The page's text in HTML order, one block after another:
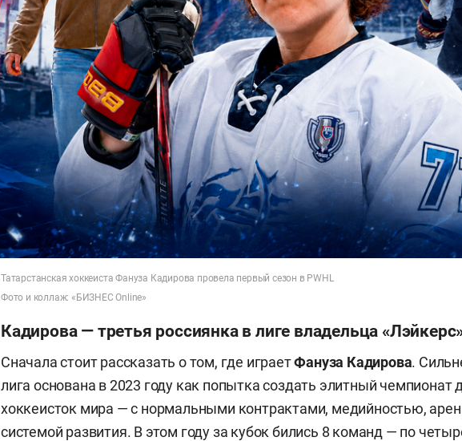
Татарстанская хоккеиста Фануза Кадирова провела первый сезон в PWHL
Фото и коллаж: «БИЗНЕС Online»
Кадирова — третья россиянка в лиге владельца
Сначала стоит рассказать о том, где играетФануза Кадирова.
лига основана в 2023 году как попытка создать элитный чемпионат
хоккеисток мира — с нормальными контрактами, медийностью,
системой развития. В этом году за кубок бились 8 команд — по